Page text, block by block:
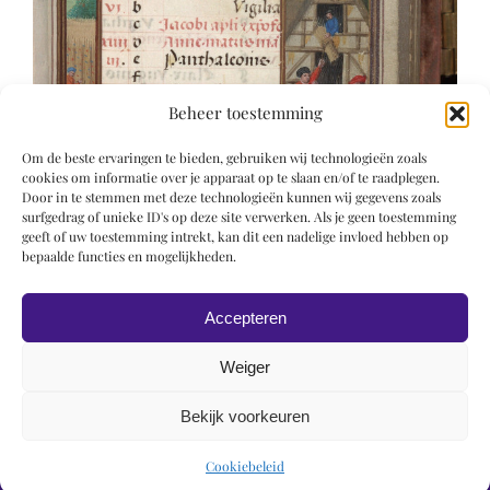
Beheer toestemming
Om de beste ervaringen te bieden, gebruiken wij technologieën zoals
cookies om informatie over je apparaat op te slaan en/of te raadplegen.
Door in te stemmen met deze technologieën kunnen wij gegevens zoals
surfgedrag of unieke ID's op deze site verwerken. Als je geen toestemming
geeft of uw toestemming intrekt, kan dit een nadelige invloed hebben op
bepaalde functies en mogelijkheden.
Accepteren
Weiger
Bekijk voorkeuren
Cookiebeleid
© 2019 Roel Wiechers | Powered by